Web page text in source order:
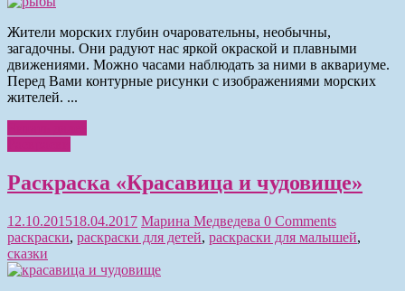
Жители морских глубин очаровательны, необычны,
загадочны. Они радуют нас яркой окраской и плавными
движениями. Можно часами наблюдать за ними в аквариуме.
Перед Вами контурные рисунки с изображениями морских
жителей. ...
Раскраска «Красавица и чудовище»
12.10.201518.04.2017 Марина Медведева 0 Comments
раскраски, раскраски для детей, раскраски для малышей,
сказки